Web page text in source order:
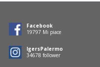
Facebook
19797 Mi piace
IgersPalermo
34678 follower